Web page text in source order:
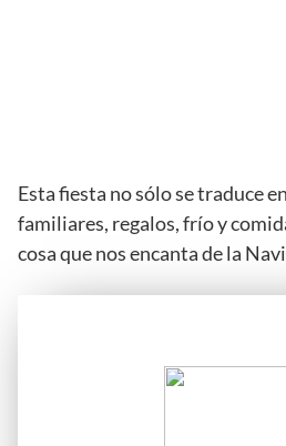
Esta fiesta no sólo se traduce
familiares, regalos, frío y
cosa que nos encanta de la